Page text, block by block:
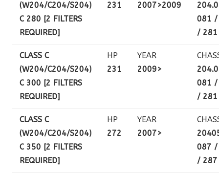
(W204/C204/S204)
C 280 [2 FILTERS
REQUIRED]
231
2007>2009
081 /
/ 281
CLASS C
(W204/C204/S204)
C 300 [2 FILTERS
REQUIRED]
HP
231
YEAR
2009>
081 /
/ 281
CLASS C
(W204/C204/S204)
C 350 [2 FILTERS
REQUIRED]
HP
272
YEAR
2007>
087 /
/ 287